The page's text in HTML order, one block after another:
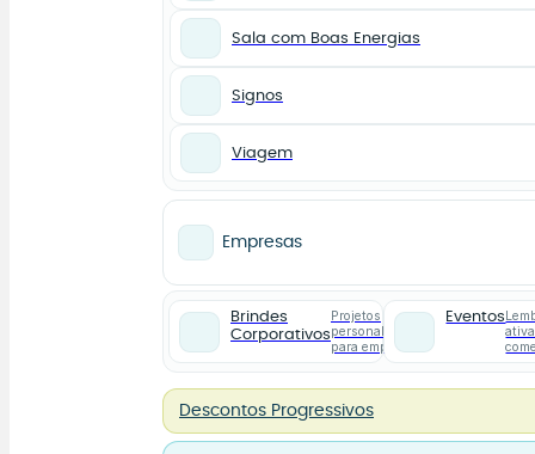
Sala com Boas Energias
Signos
Viagem
Empresas
Brindes
Corporativos
Projetos
personalizados
para empresas
Eventos
Descontos Progressivos